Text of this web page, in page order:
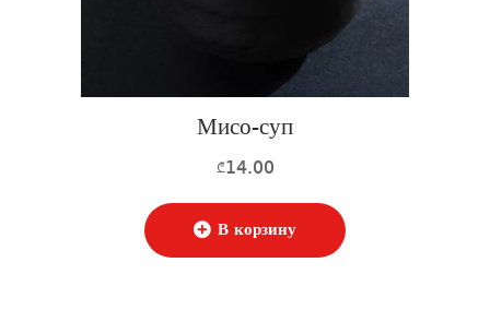
Мисо-суп
₾14.00
В корзину